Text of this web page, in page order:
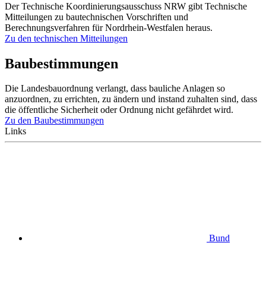
Der Technische Koordinierungsausschuss NRW gibt Technische
Mitteilungen zu bautechnischen Vorschriften und
Berechnungsverfahren für Nordrhein-Westfalen heraus.
Zu den technischen Mitteilungen
Baubestimmungen
Die Landesbauordnung verlangt, dass bauliche Anlagen so
anzuordnen, zu errichten, zu ändern und instand zuhalten sind, dass
die öffentliche Sicherheit oder Ordnung nicht gefährdet wird.
Zu den Baubestimmungen
Links
Bund